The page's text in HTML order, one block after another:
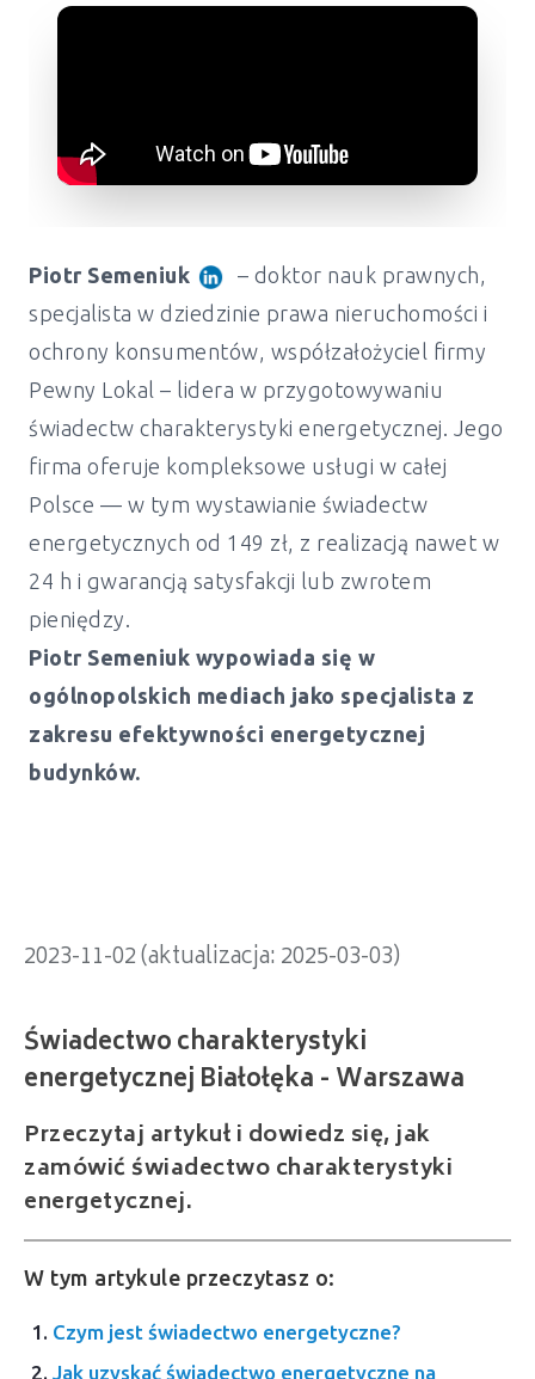
Piotr Semeniuk
– doktor nauk prawnych,
specjalista w dziedzinie prawa nieruchomości i
ochrony konsumentów, współzałożyciel firmy
Pewny Lokal – lidera w przygotowywaniu
świadectw charakterystyki energetycznej. Jego
firma oferuje kompleksowe usługi w całej
Polsce — w tym wystawianie świadectw
energetycznych od 149 zł, z realizacją nawet w
24 h i gwarancją satysfakcji lub zwrotem
pieniędzy.
Piotr Semeniuk wypowiada się w
ogólnopolskich mediach jako specjalista z
zakresu efektywności energetycznej
budynków.
2023-11-02 (aktualizacja: 2025-03-03)
Świadectwo charakterystyki
Przeczytaj artykuł i dowiedz się, jak
zamówić świadectwo charakterystyki
energetycznej.
W tym artykule przeczytasz o:
Czym jest świadectwo energetyczne?
Jak uzyskać świadectwo energetyczne na